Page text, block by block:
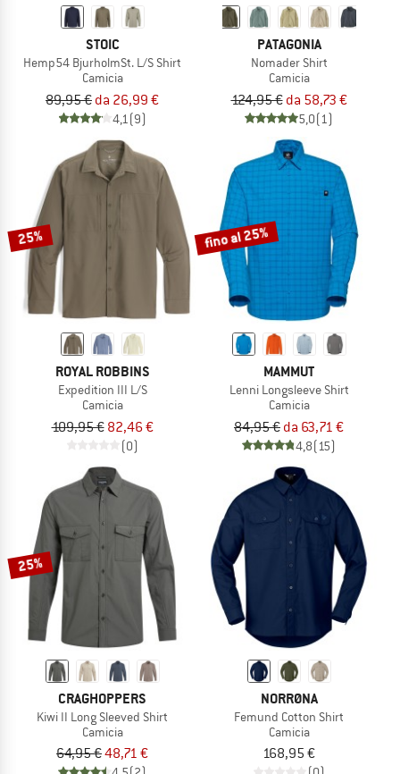
STOIC
Hemp54 BjurholmSt. L/S Shirt
Camicia
89,95 € da 26,99 €
4,1(9)
PATAGONIA
Nomader Shirt
Camicia
124,95 € da 58,73 €
5,0(1)
25%
ROYAL ROBBINS
Expedition III L/S
Camicia
109,95 € 82,46 €
(0)
fino al 25%
MAMMUT
Lenni Longsleeve Shirt
Camicia
84,95 € da 63,71 €
4,8(15)
25%
CRAGHOPPERS
Kiwi II Long Sleeved Shirt
Camicia
64,95 €48,71 €
NORRØNA
Femund Cotton Shirt
Camicia
168,95 €